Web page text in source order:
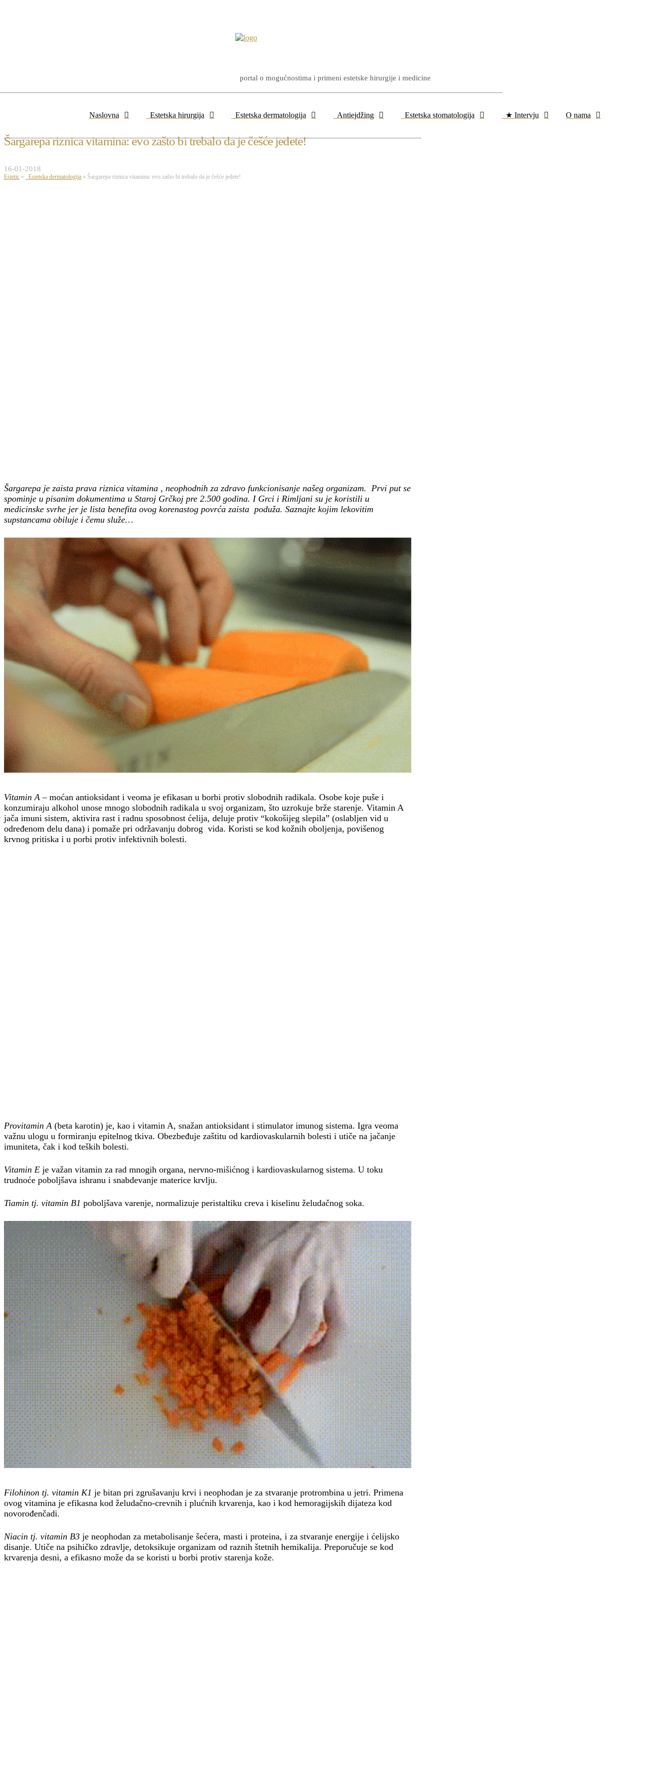
portal o mogućnostima i primeni estetske hirurgije i medicine
Naslovna Estetska hirurgija Estetska dermatologija Antiejdžing Estetska stomatologija ★ Intervju O nama
Šargarepa riznica vitamina: evo zašto bi trebalo da je češće jedete!
16-01-2018
Estetic » Estetska dermatologija » Šargarepa riznica vitamina: evo zašto bi trebalo da je češće jedete!
Šargarepa je zaista prava riznica vitamina , neophodnih za zdravo funkcionisanje našeg organizam. Prvi put se
spominje u pisanim dokumentima u Staroj Grčkoj pre 2.500 godina. I Grci i Rimljani su je koristili u
medicinske svrhe jer je lista benefita ovog korenastog povrća zaista poduža. Saznajte kojim lekovitim
supstancama obiluje i čemu služe…
Vitamin A – moćan antioksidant i veoma je efikasan u borbi protiv slobodnih radikala. Osobe koje puše i
konzumiraju alkohol unose mnogo slobodnih radikala u svoj organizam, što uzrokuje brže starenje. Vitamin A
jača imuni sistem, aktivira rast i radnu sposobnost ćelija, deluje protiv “kokošijeg slepila” (oslabljen vid u
određenom delu dana) i pomaže pri održavanju dobrog vida. Koristi se kod kožnih oboljenja, povišenog
krvnog pritiska i u porbi protiv infektivnih bolesti.
Provitamin A (beta karotin) je, kao i vitamin A, snažan antioksidant i stimulator imunog sistema. Igra veoma
važnu ulogu u formiranju epitelnog tkiva. Obezbeđuje zaštitu od kardiovaskularnih bolesti i utiče na jačanje
imuniteta, čak i kod teških bolesti.
Vitamin E je važan vitamin za rad mnogih organa, nervno-mišićnog i kardiovaskularnog sistema. U toku
trudnoće poboljšava ishranu i snabdevanje materice krvlju.
Tiamin tj. vitamin B1 poboljšava varenje, normalizuje peristaltiku creva i kiselinu želudačnog soka.
Filohinon tj. vitamin K1 je bitan pri zgrušavanju krvi i neophodan je za stvaranje protrombina u jetri. Primena
ovog vitamina je efikasna kod želudačno-crevnih i plućnih krvarenja, kao i kod hemoragijskih dijateza kod
novorođenčadi.
Niacin tj. vitamin B3 je neophodan za metabolisanje šećera, masti i proteina, i za stvaranje energije i ćelijsko
disanje. Utiče na psihičko zdravlje, detoksikuje organizam od raznih štetnih hemikalija. Preporučuje se kod
krvarenja desni, a efikasno može da se koristi u borbi protiv starenja kože.